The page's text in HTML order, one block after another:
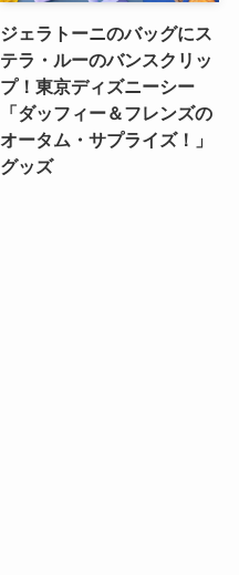
ジェラトーニのバッグにス
テラ・ルーのバンスクリッ
プ！東京ディズニーシー
「ダッフィー＆フレンズの
オータム・サプライズ！」
グッズ